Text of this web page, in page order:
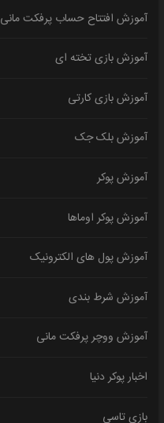
آموزش افتتاح حساب پرفکت مانی
آموزش بازی تخته ای
آموزش بازی کارتی
آموزش بلک جک
آموزش پوکر
آموزش پوکر اوماها
آموزش پول های الکترونیک
آموزش شرط بندی
آموزش ووچر پرفکت مانی
اخبار پوکر دنیا
بازی تاسی